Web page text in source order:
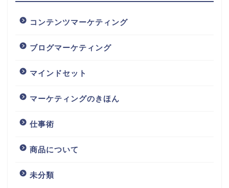
コンテンツマーケティング
ブログマーケティング
マインドセット
マーケティングのきほん
仕事術
商品について
未分類